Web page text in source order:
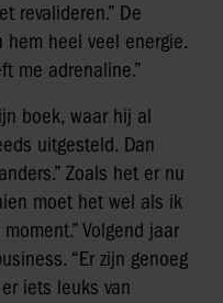
revalideren.” De
hem heel veel energie.
me adrenaline.”
boek, waar hij al
uitgesteld. Dan
Zoals het er nu
moet het wel als ik
Volgend jaar
“Er zijn genoeg
iets leuks van